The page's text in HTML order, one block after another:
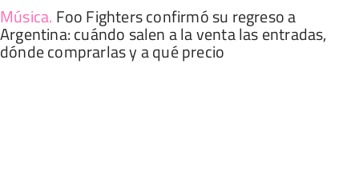
Música. Foo Fighters confirmó su regreso a
Argentina: cuándo salen a la venta las entradas,
dónde comprarlas y a qué precio